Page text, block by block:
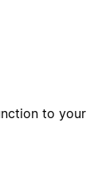
to your